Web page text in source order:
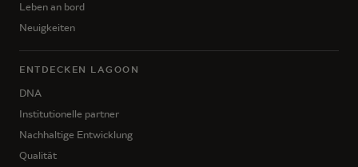
Leben an bord
Neuigkeiten
ENTDECKEN LAGOON
DNA
Institutionelle partner
Nachhaltige Entwicklung
Qualität